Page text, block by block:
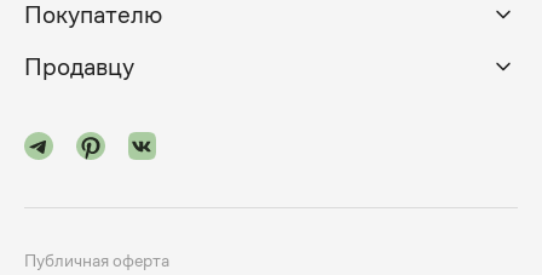
Покупателю
Продавцу
Публичная оферта